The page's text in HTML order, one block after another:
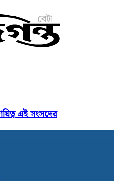
এই সংসদের